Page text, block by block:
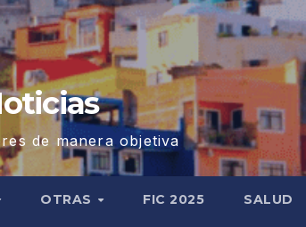
de manera objetiva
OTRAS FIC 2025 SALUD